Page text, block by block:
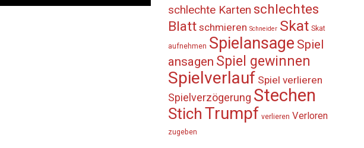
schlechte Karten schlechtes
Blatt schmieren Schneider Skat Skat
aufnehmen Spielansage Spiel
ansagen Spiel gewinnen
Spielverlauf Spiel verlieren
Spielverzögerung Stechen
Stich Trumpf verlieren Verloren
zugeben